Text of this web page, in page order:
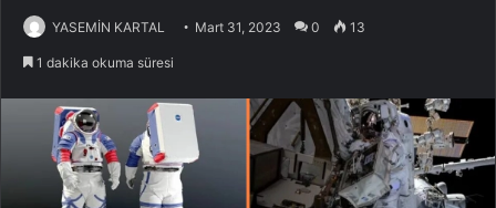
YASEMİN KARTAL Mart 31, 2023 0 13
1 dakika okuma süresi